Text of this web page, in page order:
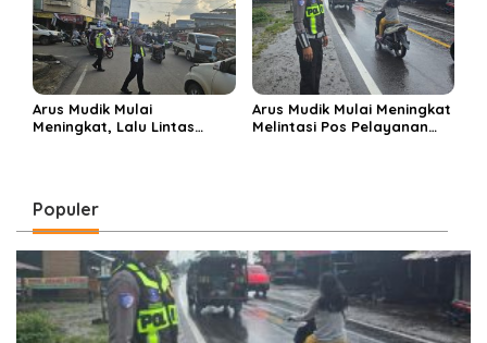
Arus Mudik Mulai
Meningkat, Lalu Lintas
Arus Mudik Mulai Meningkat
Melintasi Pos Pelayanan
Populer